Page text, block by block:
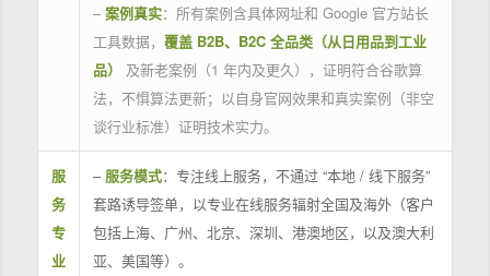
– 案例真实：所有案例含具体网址和 Google 官方站长
工具数据， 覆盖 B2B、B2C 全品类（从日用品到工业
品）
及新老案例（1 年内及更久），证明符合谷歌算
法，不惧算法更新；以自身官网效果和真实案例（非空
谈行业标准）证明技术实力。
服
务
专
业
– 服务模式：专注线上服务，不通过 “本地 / 线下服务”
套路诱导签单，以专业在线服务辐射全国及海外（客户
包括上海、广州、北京、深圳、港澳地区，以及澳大利
亚、美国等）。